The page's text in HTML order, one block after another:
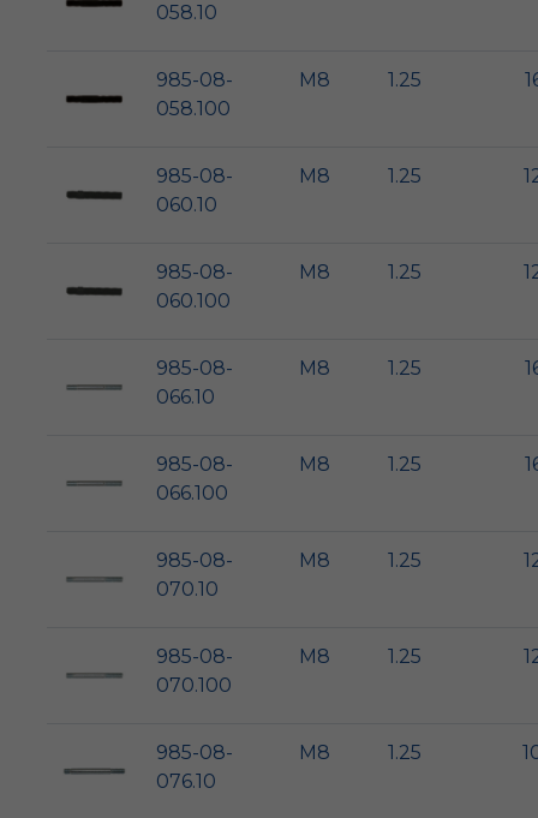
058.10
985-08-
058.100
M8 1.25
985-08-
060.10
M8 1.25
985-08-
060.100
M8 1.25
985-08-
066.10
M8 1.25
985-08-
066.100
M8 1.25
985-08-
070.10
M8 1.25
985-08-
070.100
M8 1.25
985-08-
076.10
M8 1.25